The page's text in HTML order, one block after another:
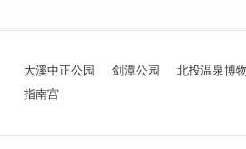
大溪中正公园 剑潭公园
北投温泉博
指南宫